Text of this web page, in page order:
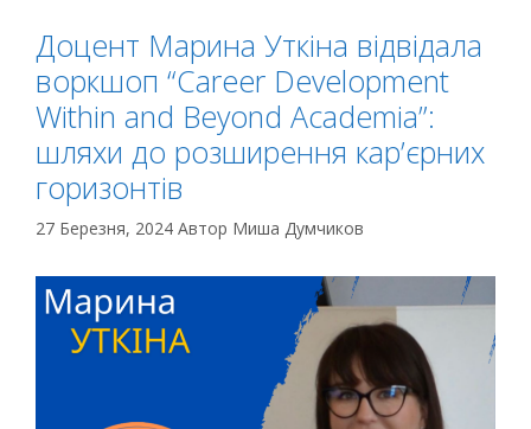
Доцент Марина Уткіна відвідала
воркшоп “Career Development
Within and Beyond Academia”:
шляхи до розширення кар’єрних
горизонтів
27 Березня, 2024 Автор Миша Думчиков